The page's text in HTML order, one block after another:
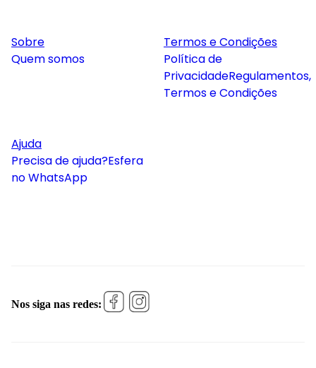
Sobre
Quem somos
Termos e Condições
Política de
PrivacidadeRegulamentos,
Termos e Condições
Ajuda
Precisa de ajuda?Esfera
no WhatsApp
Nos siga nas redes: